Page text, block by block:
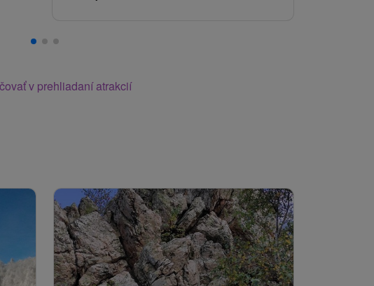
v prehliadaní atrakcií